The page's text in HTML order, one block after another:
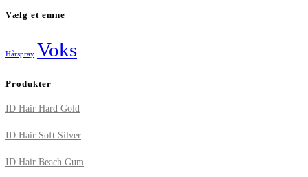
Vælg et emne
Hårspray Voks
Produkter
ID Hair Hard Gold
ID Hair Soft Silver
ID Hair Beach Gum